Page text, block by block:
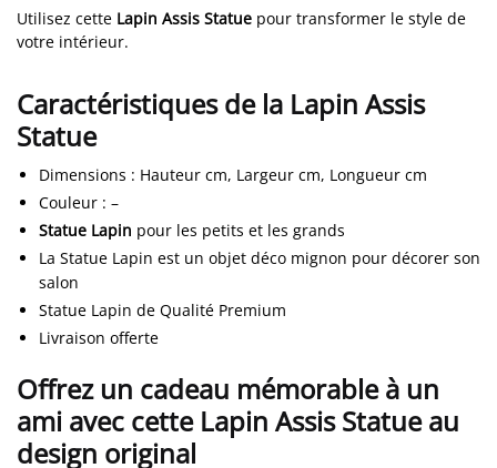
Utilisez cette Lapin Assis Statue pour transformer le style de
votre intérieur.
Caractéristiques de la Lapin Assis
Statue
Dimensions : Hauteur cm, Largeur cm, Longueur cm
Couleur : –
Statue Lapin pour les petits et les grands
La Statue Lapin est un objet déco mignon pour décorer son
salon
Statue Lapin de Qualité Premium
Livraison offerte
Offrez un cadeau mémorable à un
ami avec cette Lapin Assis Statue au
design original